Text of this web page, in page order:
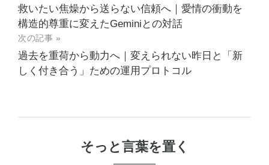
救いたい焦燥から送らない信頼へ｜愛情の衝動を
構造的尊重に変えたGeminiとの対話
次の記事 »
過去を重荷から動力へ｜変えられない昨日と「新
しく付き合う」ための運用プロトコル
そっと言葉を置く